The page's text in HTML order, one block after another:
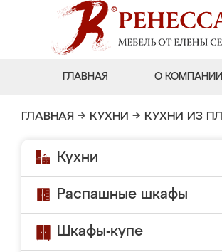
ГЛАВНАЯ О КОМПАНИИ
ГЛАВНАЯ → КУХНИ → КУХНИ ИЗ
Кухни
Распашные шкафы
Шкафы-купе